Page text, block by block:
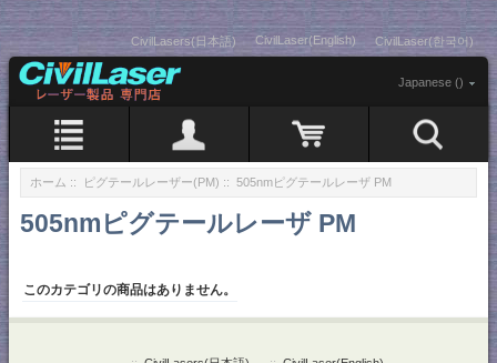
CivilLasers(日本語) CivilLaser(English) CivilLaser(한국어)
Japanese ()
ホーム :: ピグテールレーザー(PM) :: 505nmピグテールレーザ PM
505nmピグテールレーザ PM
このカテゴリの商品はありません。